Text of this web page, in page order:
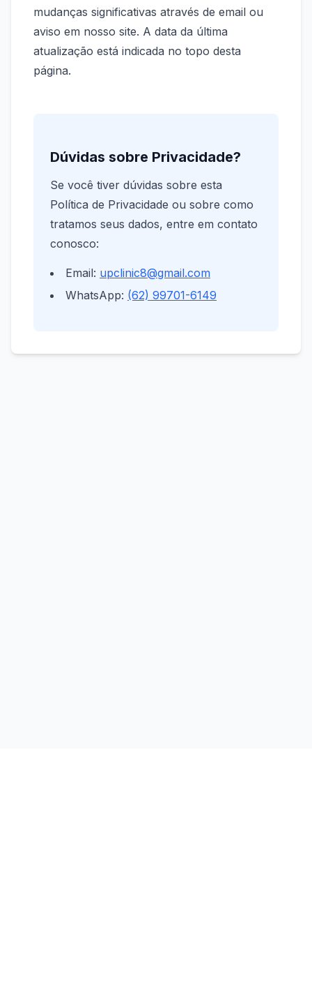
mudanças significativas através de email ou
aviso em nosso site. A data da última
atualização está indicada no topo desta
página.
Dúvidas sobre Privacidade?
Se você tiver dúvidas sobre esta
Política de Privacidade ou sobre como
tratamos seus dados, entre em contato
conosco:
Email: upclinic8@gmail.com
WhatsApp: (62) 99701-6149